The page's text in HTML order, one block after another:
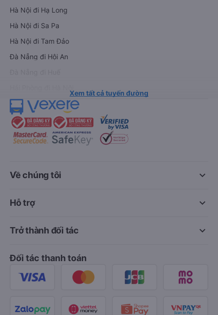
Hà Nội đi Hạ Long
Hà Nội đi Sa Pa
Hà Nội đi Tam Đảo
Đà Nẵng đi Hội An
Xem tất cả tuyến đường
keyboard_arrow_down
Về chúng tôi
keyboard_arrow_down
Hỗ trợ
keyboard_arrow_down
Trở thành đối tác
Đối tác thanh toán